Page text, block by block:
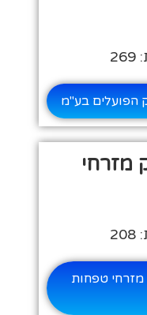
הפועלים בע"מ
מזרחי
מזרחי טפחות